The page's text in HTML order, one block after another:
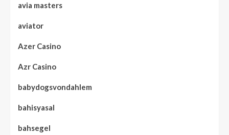
avia masters
aviator
Azer Casino
Azr Casino
babydogsvondahlem
bahisyasal
bahsegel